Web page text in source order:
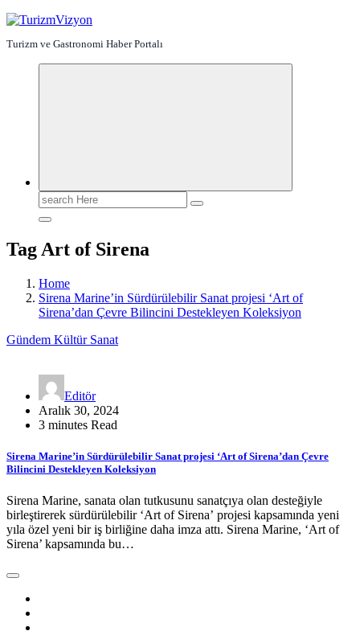
Turizm ve Gastronomi Haber Portalı
Search
for:
Tag Art of Sirena
Home
Sirena Marine’in Sürdürülebilir Sanat projesi ‘Art of
Sirena’dan Çevre Bilincini Destekleyen Koleksiyon
Gündem Kültür Sanat
Editör
Aralık 30, 2024
3 minutes Read
Sirena Marine’in Sürdürülebilir Sanat projesi ‘Art of Sirena’dan Çevre
Bilincini Destekleyen Koleksiyon
Sirena Marine, sanata olan tutkusunu sanatçıya olan desteğiyle
birleştirerek sürdürülebilir ‘Art of Sirena’ projesi kapsamında yeni
yıla özel yeni bir iş birliğine daha imza attı. Sirena Marine, ‘Art of
Sirena’ kapsamında bu…